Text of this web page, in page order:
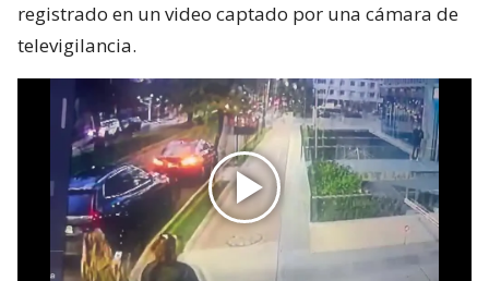
registrado en un video captado por una cámara de
televigilancia.